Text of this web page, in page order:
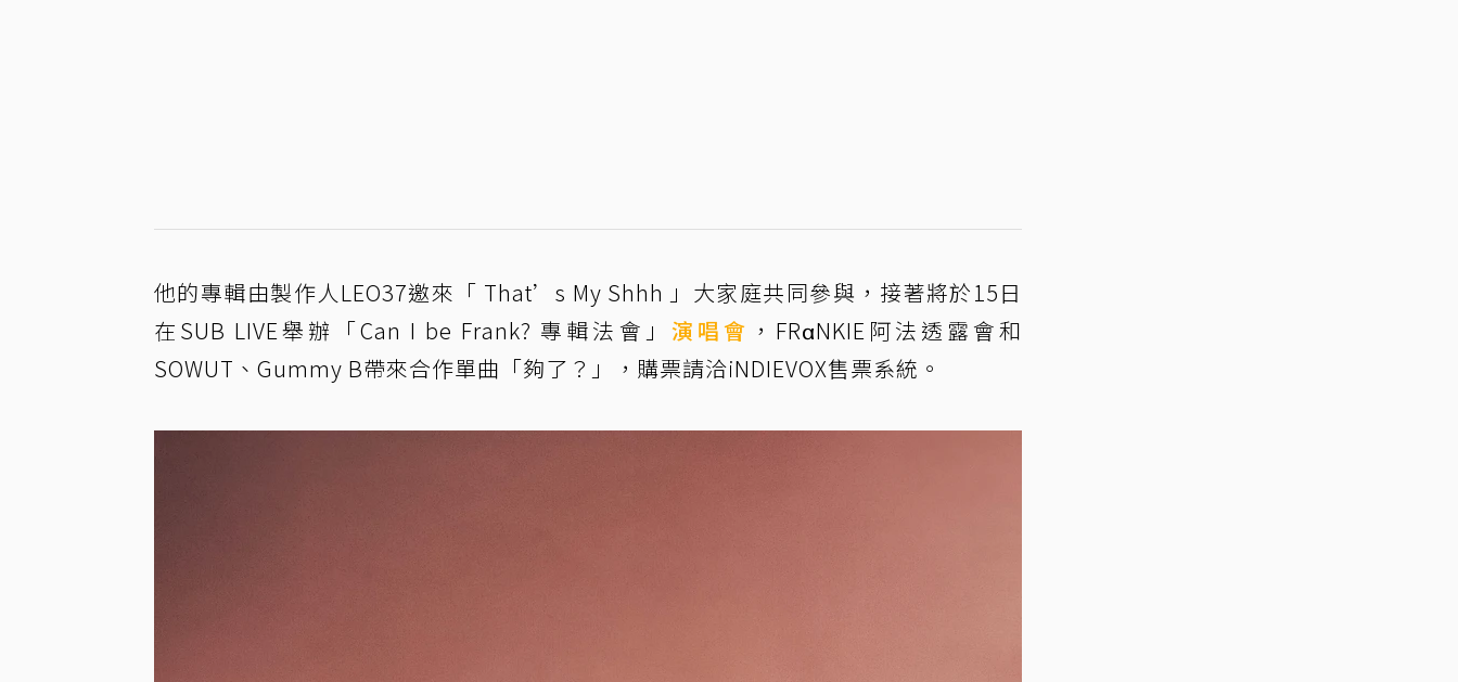
他的專輯由製作人LEO37邀來「 That’s My Shhh 」大家庭共同參與，接著將於15日
在SUB LIVE舉辦「Can I be Frank? 專輯法會」 演唱會 ，FRαNKIE阿法透露會和
SOWUT、Gummy B帶來合作單曲「夠了？」，購票請洽iNDIEVOX售票系統。